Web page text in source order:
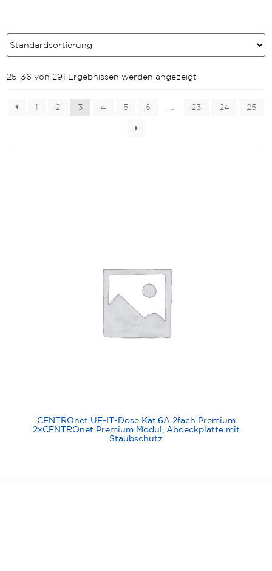
25–36 von 291 Ergebnissen werden angezeigt
1 2 3 4 5 6 … 23 24 25
CENTROnet UF-IT-Dose Kat.6A 2fach Premium
2xCENTROnet Premium Modul, Abdeckplatte mit
Staubschutz